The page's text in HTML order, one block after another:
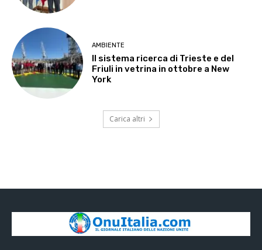
AMBIENTE
Il sistema ricerca di Trieste e del
Friuli in vetrina in ottobre a New
York
Carica altri